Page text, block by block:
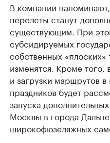
В компании
перелеты станут
существующим. При
субсидируемых
собственных
изменятся. Кроме того,
и загрузки маршрутов
праздников будет
запуска
Москвы в города
широкофюзеляжных